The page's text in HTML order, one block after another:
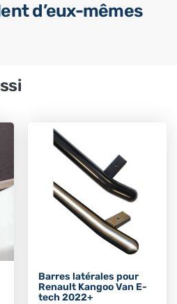
d’eux-mêmes
Barres latérales pour
Renault Kangoo Van E-
tech 2022+